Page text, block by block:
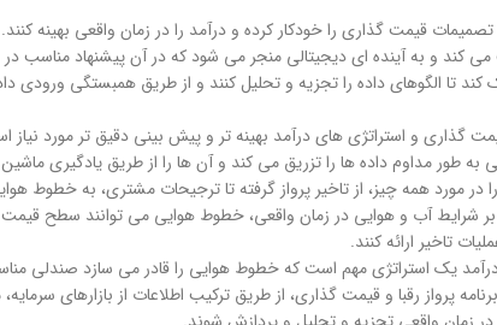
قیمت گذاری را خودکار کرده و درآمد را در زمان واقعی بهینه
کند و به آینده ای دیجیتالی منجر می شود که در آن پیشنهاد مناسب
تا الگوهای داده را تجزیه و تحلیل کنند و از طریق همبستگی ورودی
گذاری و استراتژی های درآمد بهینه تر و پیش بینی دقیق تر مورد
مداوم داده ها را تزریق می کند و آن ها را از طریق یادگیری ماشین
در مورد همه چیز، از تاخیر پرواز گرفته تا ترجیحات مشتری، به خطوط
بر شرایط آب و هوایی در زمان واقعی، خطوط هوایی می توانند سطح
تاخیر ارائه کنند.
یک استراتژی مهم است که خطوط هوایی را قادر می سازد صندلی
برنامه پرواز رقبا و قیمت گذاری، از طریق ترکیب اطلاعات از بازارهای